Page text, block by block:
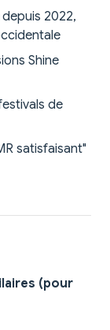
2022,
Shine
de
satisfaisant"
(pour